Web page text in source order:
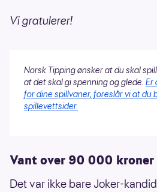
Vi gratulerer!
Norsk Tipping ønsker at du skal
at det skal gi spenning og glede. Er
for dine spillvaner, foreslår vi at du
spillevettsider.
Vant over 90 000 kroner
Det var ikke bare Joker-